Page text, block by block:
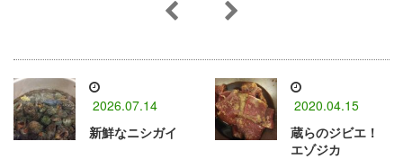
2026.07.14
新鮮なニシガイ
2020.04.15
蔵らのジビエ！
エゾジカ